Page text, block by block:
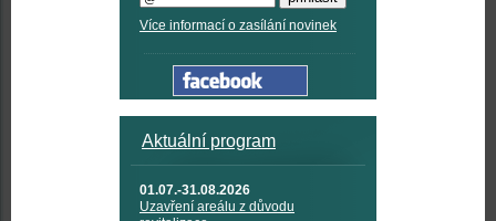
Více informací o zasílání novinek
Aktuální program
01.07.-31.08.2026
Uzavření areálu z důvodu